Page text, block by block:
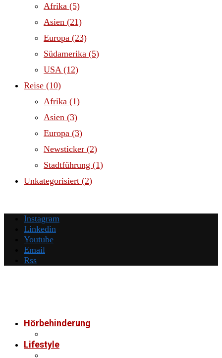
Afrika (5)
Asien (21)
Europa (23)
Südamerika (5)
USA (12)
Reise (10)
Afrika (1)
Asien (3)
Europa (3)
Newsticker (2)
Stadtführung (1)
Unkategorisiert (2)
Instagram
Linkedin
Youtube
Email
Rss
Hörbehinderung
Lifestyle